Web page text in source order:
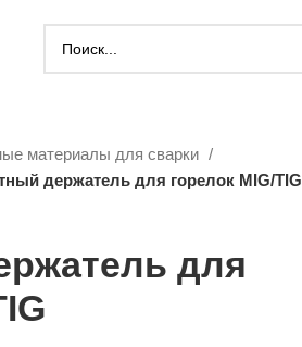
материалы для сварки
держатель для горелок MIG/TIG
для